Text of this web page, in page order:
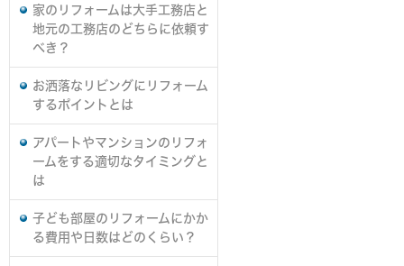
家のリフォームは大手工務店と
地元の工務店のどちらに依頼す
べき？
お洒落なリビングにリフォーム
するポイントとは
アパートやマンションのリフォ
ームをする適切なタイミングと
は
子ども部屋のリフォームにかか
る費用や日数はどのくらい？